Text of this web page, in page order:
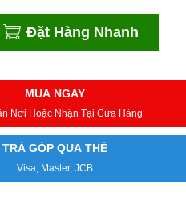
Đặt Hàng Nhanh
MUA NGAY
Nơi Hoặc Nhận Tại Cửa Hàng
TRẢ GÓP QUA THẺ
Visa, Master, JCB